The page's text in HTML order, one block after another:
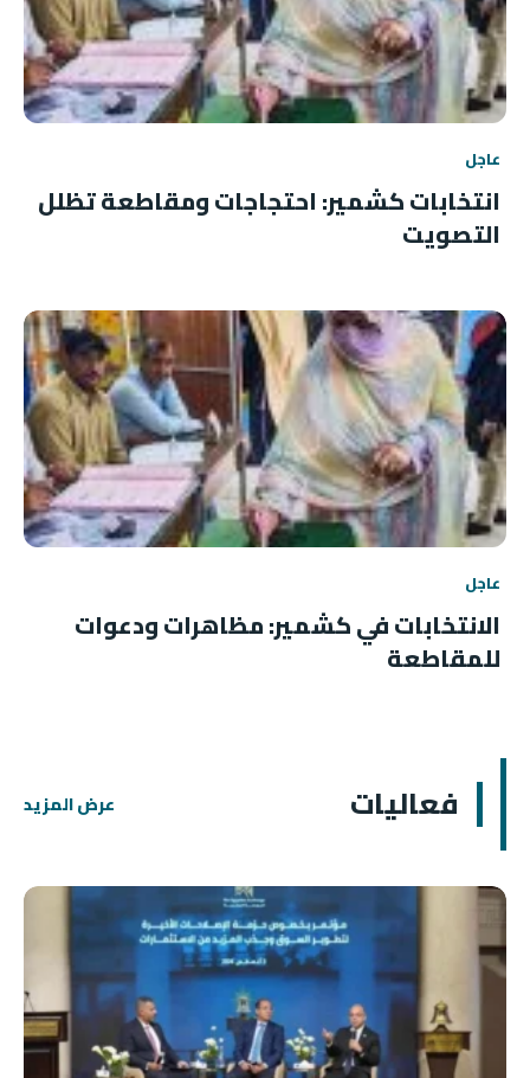
عاجل
انتخابات كشمير: احتجاجات ومقاطعة تظلل
التصويت
عاجل
الانتخابات في كشمير: مظاهرات ودعوات
للمقاطعة
فعاليات عرض المزيد